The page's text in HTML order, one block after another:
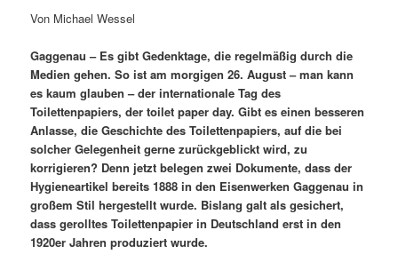
Von Michael Wessel
Gaggenau – Es gibt Gedenktage, die regelmäßig durch die
Medien gehen. So ist am morgigen 26. August – man kann
es kaum glauben – der internationale Tag des
Toilettenpapiers, der toilet paper day. Gibt es einen besseren
Anlasse, die Geschichte des Toilettenpapiers, auf die bei
solcher Gelegenheit gerne zurückgeblickt wird, zu
korrigieren? Denn jetzt belegen zwei Dokumente, dass der
Hygieneartikel bereits 1888 in den Eisenwerken Gaggenau in
großem Stil hergestellt wurde. Bislang galt als gesichert,
dass gerolltes Toilettenpapier in Deutschland erst in den
1920er Jahren produziert wurde.